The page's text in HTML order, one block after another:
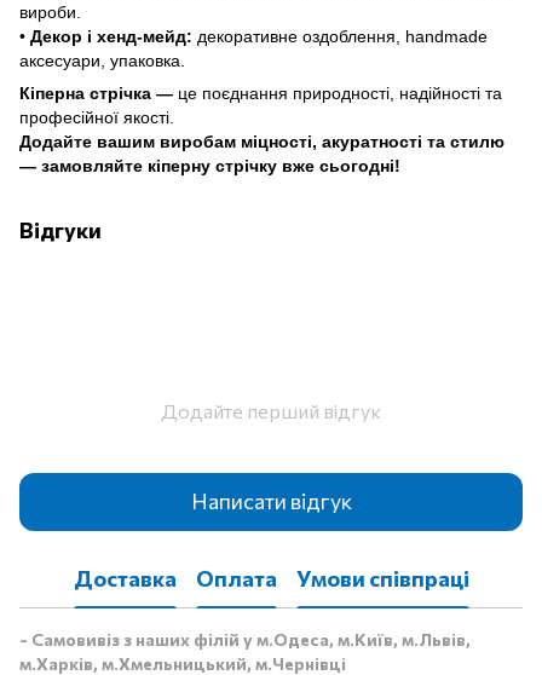
вироби.
• Декор і хенд-мейд: декоративне оздоблення, handmade
аксесуари, упаковка.
Кіперна стрічка — це поєднання природності, надійності та
професійної якості.
Додайте вашим виробам міцності, акуратності та стилю
— замовляйте кіперну стрічку вже сьогодні!
Відгуки
Додайте перший відгук
Написати відгук
Доставка Оплата Умови співпраці
- Самовивіз з наших філій у м.Одеса, м.Київ, м.Львів,
м.Харків, м.Хмельницький, м.Чернівці